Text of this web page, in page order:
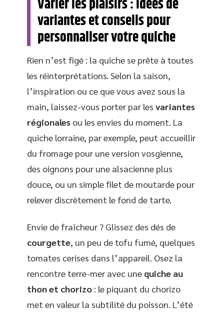
Varier les plaisirs : idées de
variantes et conseils pour
personnaliser votre quiche
Rien n’est figé : la quiche se prête à toutes
les réinterprétations. Selon la saison,
l’inspiration ou ce que vous avez sous la
main, laissez-vous porter par les variantes
régionales ou les envies du moment. La
quiche lorraine, par exemple, peut accueillir
du fromage pour une version vosgienne,
des oignons pour une alsacienne plus
douce, ou un simple filet de moutarde pour
relever discrètement le fond de tarte.
Envie de fraîcheur ? Glissez des dés de
courgette, un peu de tofu fumé, quelques
tomates cerises dans l’appareil. Osez la
rencontre terre-mer avec une quiche au
thon et chorizo : le piquant du chorizo
met en valeur la subtilité du poisson. L’été